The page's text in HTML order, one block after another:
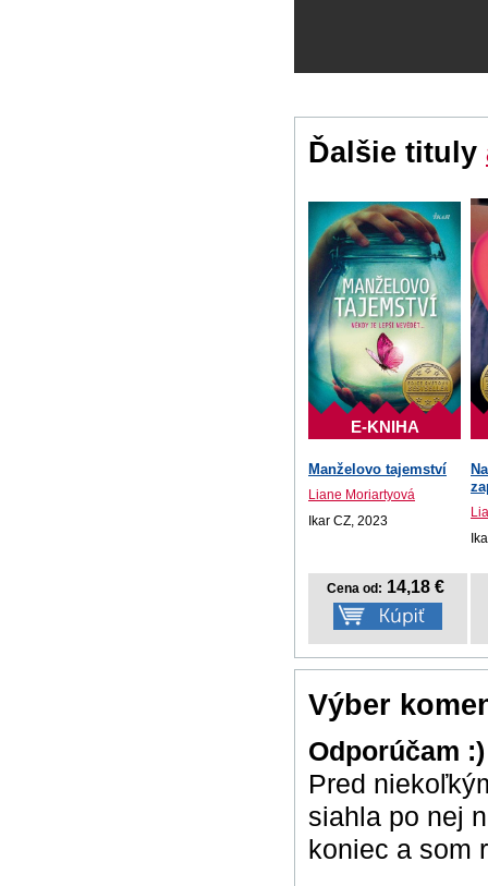
Ďalšie tituly
E-KNIHA
Manželovo tajemství
Liane Moriartyová
Ikar CZ, 2023
Cena od: 14,18 €
Výber
Odporúčam
Pred
siahla po nej
koniec a som